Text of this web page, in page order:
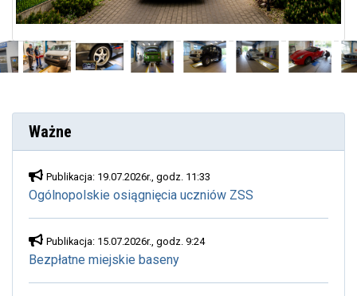
Ważne
Publikacja: 19.07.2026r., godz. 11:33
Ogólnopolskie osiągnięcia uczniów ZSS
Publikacja: 15.07.2026r., godz. 9:24
Bezpłatne miejskie baseny